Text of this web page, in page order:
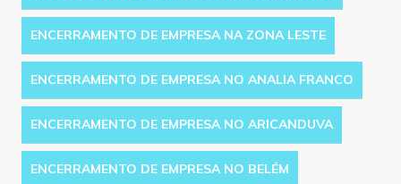
ENCERRAMENTO DE EMPRESA NA ZONA LESTE
ENCERRAMENTO DE EMPRESA NO ANALIA FRANCO
ENCERRAMENTO DE EMPRESA NO ARICANDUVA
ENCERRAMENTO DE EMPRESA NO BELÉM